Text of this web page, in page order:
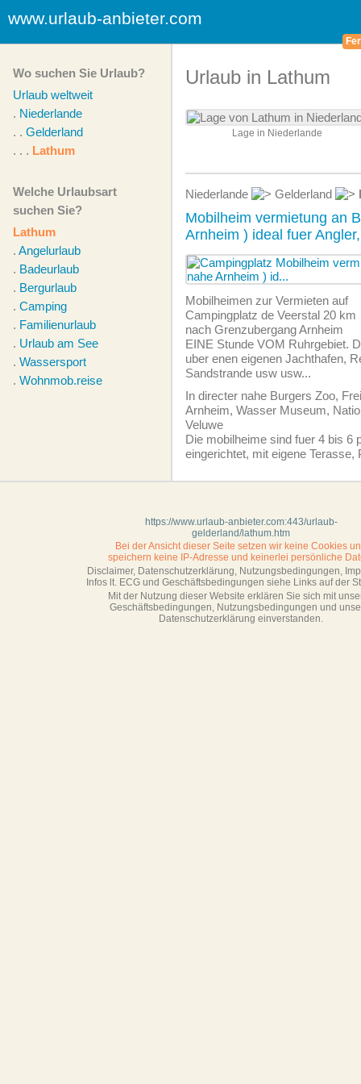
www.urlaub-anbieter.com
Wo suchen Sie Urlaub?
Urlaub weltweit
. Niederlande
. . Gelderland
. . . Lathum
Welche Urlaubsart
suchen Sie?
Lathum
. Angelurlaub
. Badeurlaub
. Bergurlaub
. Camping
. Familienurlaub
. Urlaub am See
. Wassersport
. Wohnmob.reise
Urlaub in Lathum
Lage in Niederlande
Niederlande Gelderland
Mobilheim vermietung an
Arnheim ) ideal fuer
Mobilheimen zur Vermieten auf
Campingplatz de Veerstal 20 km
nach Grenzubergang Arnheim
EINE Stunde VOM Ruhrgebiet.
uber enen eigenen Jachthafen,
Sandstrande usw usw...
In directer nahe Burgers Zoo,
Arnheim, Wasser Museum,
Veluwe
Die mobilheime sind fuer 4 bis 6
eingerichtet, mit eigene Terasse,
https://www.urlaub-anbieter.com:443/urlaub-
gelderland/lathum.htm
Bei der Ansicht dieser Seite setzen wir keine Cookies
speichern keine IP-Adresse und keinerlei persönliche
Disclaimer, Datenschutzerklärung, Nutzungsbedingungen,
Infos lt. ECG und Geschäftsbedingungen siehe Links auf der
Mit der Nutzung dieser Website erklären Sie sich mit
Geschäftsbedin­gungen, Nutzungsbedingungen und
Datenschutzerklärung einverstanden.